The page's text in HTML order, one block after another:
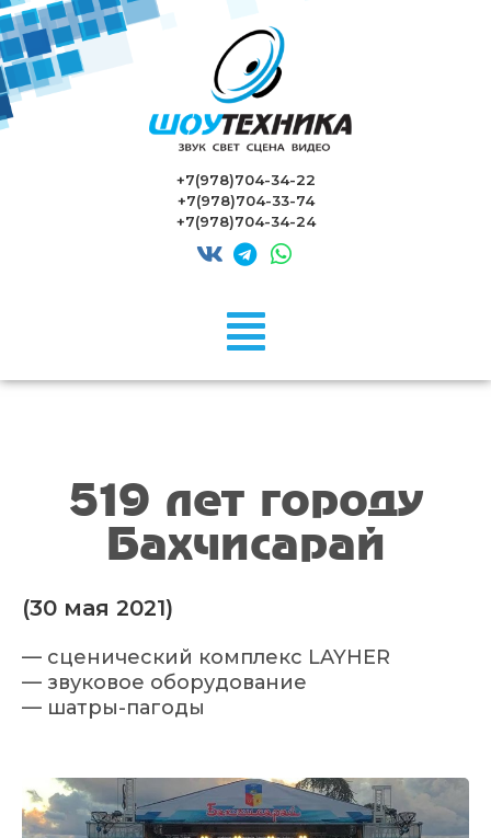
+7(978)704-34-22
+7(978)704-33-74
+7(978)704-34-24
519 лет городу
Бахчисарай
(30 мая 2021)
— сценический комплекс LAYHER
— звуковое оборудование
— шатры-пагоды